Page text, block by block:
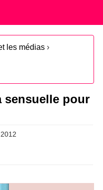
les médias ›
sensuelle pour